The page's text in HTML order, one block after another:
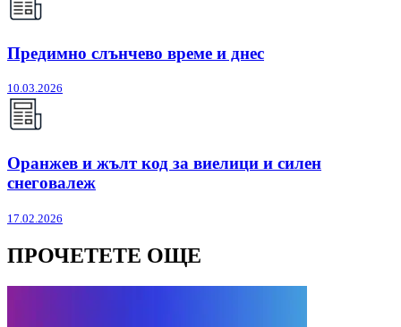
Предимно слънчево време и днес
10.03.2026
Оранжев и жълт код за виелици и силен
снеговалеж
17.02.2026
ПРОЧЕТЕТЕ ОЩЕ